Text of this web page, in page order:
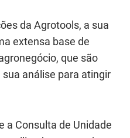
da Agrotools, a sua
extensa base de
que são
análise para atingir
a Consulta de Unidade